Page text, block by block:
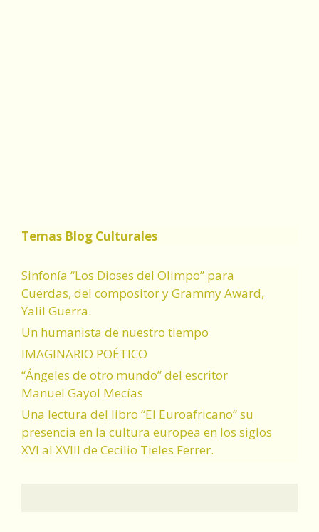
Temas Blog Culturales
Sinfonía “Los Dioses del Olimpo” para
Cuerdas, del compositor y Grammy Award,
Yalil Guerra.
Un humanista de nuestro tiempo
IMAGINARIO POÉTICO
“Ángeles de otro mundo” del escritor
Manuel Gayol Mecías
Una lectura del libro “El Euroafricano” su
presencia en la cultura europea en los siglos
XVI al XVIII de Cecilio Tieles Ferrer.